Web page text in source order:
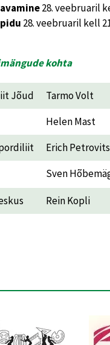
28. veebruaril
28. veebruaril kell
kohta
Jõud Tarmo Volt
Helen Mast
Erich Petrovits
Sven
Rein Kopli